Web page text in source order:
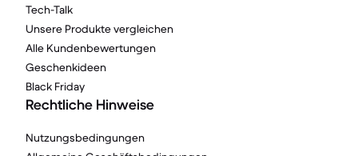
Tech-Talk
Unsere Produkte vergleichen
Alle Kundenbewertungen
Geschenkideen
Black Friday
Rechtliche Hinweise
Nutzungsbedingungen